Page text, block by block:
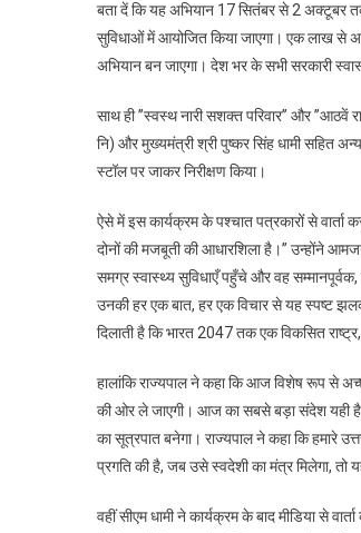
बता दें कि यह अभियान 17 सितंबर से 2 अक्टूबर
सुविधाओं में आयोजित किया जाएगा। एक लाख से
अभियान बन जाएगा। देश भर के सभी सरकारी
साथ ही ’’स्वस्थ नारी सशक्त परिवार’’ और
नि) और मुख्यमंत्री श्री पुष्कर सिंह धामी सहित
स्टॉल पर जाकर निरीक्षण किया।
ऐसे में इस कार्यक्रम के पश्चात पत्रकारों से
दोनों की मजबूती की आधारशिला है।” उन्होंने
समग्र स्वास्थ्य सुविधाएँ पहुँचे और वह
उनकी हर एक बात, हर एक विचार से यह स्पष्ट
दिलाती है कि भारत 2047 तक एक विकसित
हालांकि राज्यपाल ने कहा कि आज विशेष रूप से
की ओर ले जाएगी। आज का सबसे बड़ा संदेश यही है
का सूत्रपात बनेगा। राज्यपाल ने कहा कि हमारे
प्रगति की है, जब उसे स्वदेशी का मंत्र मिलेगा, तो
वहीं सीएम धामी ने कार्यक्रम के बाद मीडिया से